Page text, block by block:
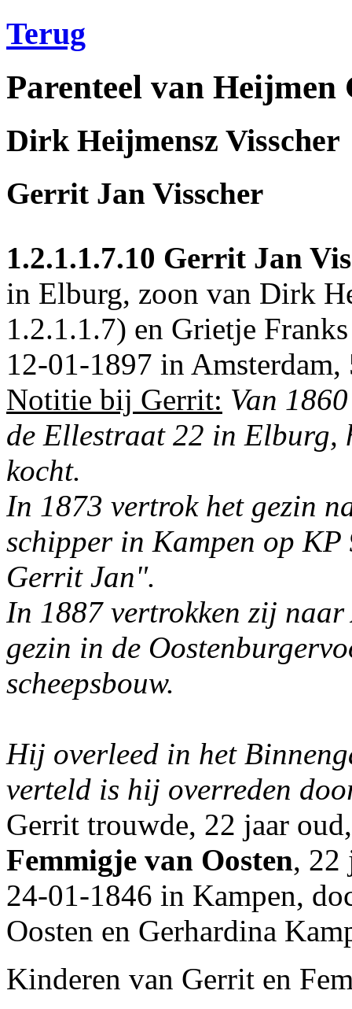
Terug
Parenteel van Heijmen
Dirk Heijmensz Visscher
Gerrit Jan Visscher
1.2.1.1.7.10 Gerrit Jan
in Elburg, zoon van Dirk
1.2.1.1.7) en Grietje
12-01-1897 in Amsterdam,
Notitie bij Gerrit: Van
de Ellestraat 22 in Elburg,
kocht.
In 1873 vertrok het gezin
schipper in Kampen op KP
Gerrit Jan".
In 1887 vertrokken zij
gezin in de
scheepsbouw.
Hij overleed in het
verteld is hij overreden
Gerrit trouwde, 22 jaar
Femmigje van Oosten, 22
24-01-1846 in Kampen,
Oosten en Gerhardina
Kinderen van Gerrit en